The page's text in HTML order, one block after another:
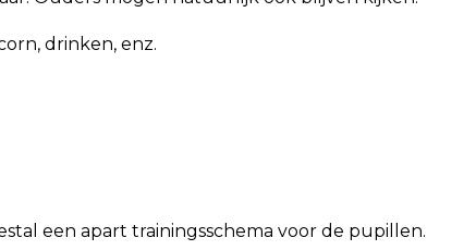
drinken, enz.
een apart trainingsschema voor de pupillen.